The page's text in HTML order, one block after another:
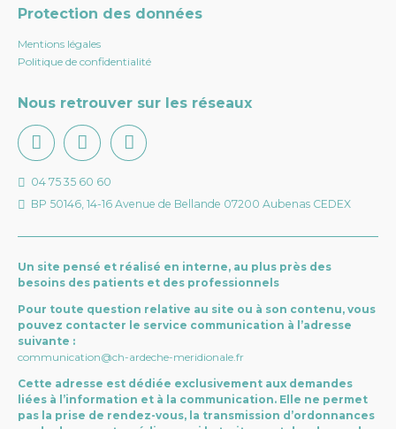
Protection des données
Mentions légales
Politique de confidentialité
Nous retrouver sur les réseaux
04 75 35 60 60
BP 50146, 14-16 Avenue de Bellande 07200 Aubenas CEDEX
Un site pensé et réalisé en interne, au plus près des
besoins des patients et des professionnels
Pour toute question relative au site ou à son contenu, vous
pouvez contacter le service communication à l’adresse
suivante :
communication@ch-ardeche-meridionale.fr
Cette adresse est dédiée exclusivement aux demandes
liées à l’information et à la communication. Elle ne permet
pas la prise de rendez-vous, la transmission d’ordonnances